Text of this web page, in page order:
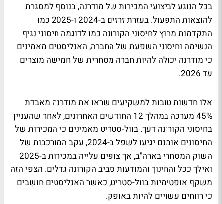
בכל הנוגע לביצועי המכירות של מודרנה, בנוסף למסגרת
להוצאות התפעול. בעזרת זרזים ב-2024 ו-2025 כמו
התקדמות מחוץ לחיסוני הקורונה כמו לדוגמה חיסוני נגיף
הנשימה וחיסוני השפעת של החברה, האנליסטים מאמינים
כי מודרנה יכולה להיות חברה מסחרית של חמישה מוצרים
עד 2026.
אלו חדשות טובות למשקיעים שראו את מודרנה מאבדת
45% מערכה במהלך 12 החודשים האחרונים, לאחר שהעניין
בחיסוני הקורונה דעך. בוול-סטריט מאמינים כי המכירות של
החיסונים אומנם יגיעו לשפל ב-2024, עקב המורכבות של
השוק המסחרי בארה"ב, אך צופים עלייה במכירות ב-2025
ואילך ככל והחינוך והמודעות סביב הקורונה גדלים. הצפי הזה
משקף אופטימיות בוול-סטריט, כאשר האנליסטים חושבים
כי רווחים עשויים להיות באופק.